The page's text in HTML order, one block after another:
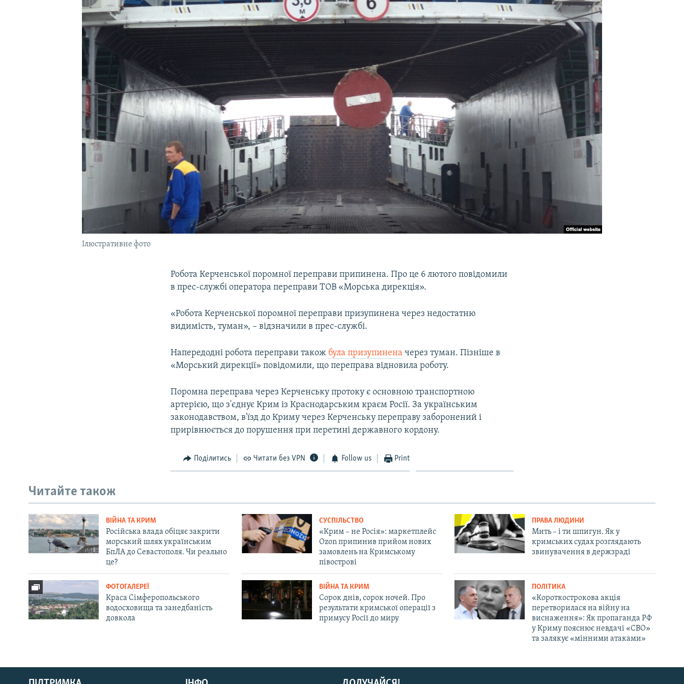
УКРАЇНСЬКА ПРОБЛЕМА КРИМУ
Русский
Ілюстративне фото
Робота Керченської поромної переправи припинена. Про це 6 лютого повідомили
в прес-службі оператора переправи ТОВ «Морська дирекція».
«Робота Керченської поромної переправи призупинена через недостатню
видимість, туман», – відзначили в прес-службі.
Напередодні робота переправи також була призупинена через туман. Пізніше в
«Морський дирекції» повідомили, що переправа відновила роботу.
Поромна переправа через Керченську протоку є основною транспортною
артерією, що з'єднує Крим із Краснодарським краєм Росії. За українським
законодавством, в'їзд до Криму через Керченську переправу заборонений і
прирівнюється до порушення при перетині державного кордону.
Поділитись Читати без VPN Follow us Print
Читайте також
ВІЙНА ТА КРИМ
Російська влада обіцяє закрити
морський шлях українським
БпЛА до Севастополя. Чи реально
це?
СУСПІЛЬСТВО
«Крим – не Росія»: маркетплейс
Ozon припинив прийом нових
замовлень на Кримському
півострові
ПРАВА ЛЮДИНИ
Мить – і ти шпигун. Як у
кримських судах розглядають
звинувачення в держзраді
ФОТОГАЛЕРЕЇ
Краса Сімферопольського
водосховища та занедбаність
довкола
ВІЙНА ТА КРИМ
Сорок днів, сорок ночей. Про
результати кримської операції з
примусу Росії до миру
ПОЛІТИКА
«Короткострокова акція
перетворилася на війну на
виснаження»: Як пропаганда РФ
у Криму пояснює невдачі «СВО»
та залякує «мінними атаками»